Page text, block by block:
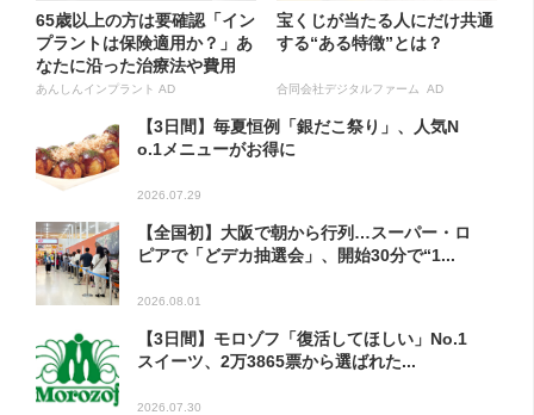
65歳以上の方は要確認「イン
プラントは保険適用か？」あ
なたに沿った治療法や費用
を...
あんしんインプラント AD
宝くじが当たる人にだけ共通
する“ある特徴”とは？
合同会社デジタルファーム AD
【3日間】毎夏恒例「銀だこ祭り」、人気N
o.1メニューがお得に
2026.07.29
【全国初】大阪で朝から行列…スーパー・ロ
ピアで「どデカ抽選会」、開始30分で“1...
2026.08.01
【3日間】モロゾフ「復活してほしい」No.1
スイーツ、2万3865票から選ばれた...
2026.07.30